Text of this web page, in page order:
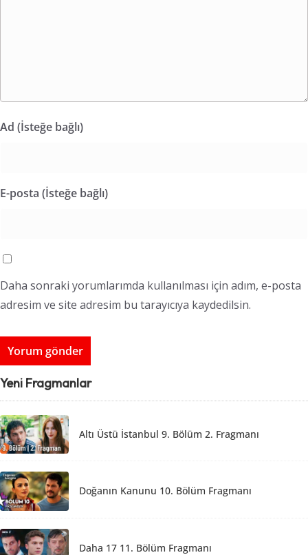
Ad (İsteğe bağlı)
E-posta (İsteğe bağlı)
Daha sonraki yorumlarımda kullanılması için adım, e-posta
adresim ve site adresim bu tarayıcıya kaydedilsin.
Yeni Fragmanlar
Altı Üstü İstanbul 9. Bölüm 2. Fragmanı
Doğanın Kanunu 10. Bölüm Fragmanı
Daha 17 11. Bölüm Fragmanı